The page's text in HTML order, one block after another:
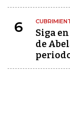
6
Siga
de